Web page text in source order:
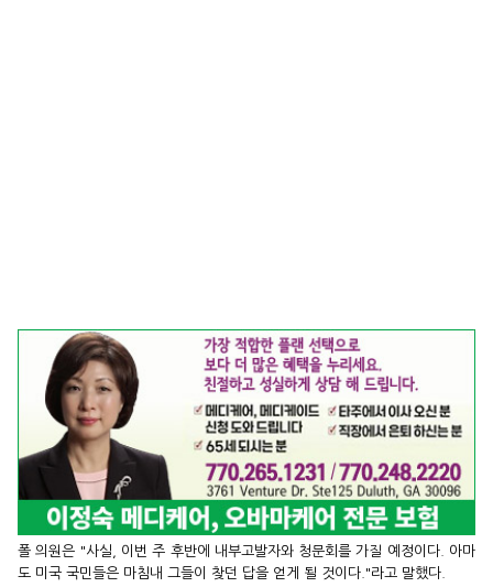
폴 의원은 "사실, 이번 주 후반에 내부고발자와 청문회를 가질 예정이다. 아마
도 미국 국민들은 마침내 그들이 찾던 답을 얻게 될 것이다."라고 말했다.